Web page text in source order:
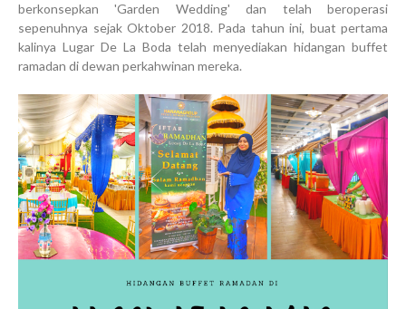
berkonsepkan 'Garden Wedding' dan telah beroperasi
sepenuhnya sejak Oktober 2018. Pada tahun ini, buat pertama
kalinya Lugar De La Boda telah menyediakan hidangan buffet
ramadan di dewan perkahwinan mereka.